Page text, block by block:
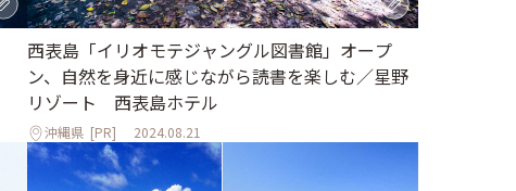
西表島「イリオモテジャングル図書館」オープ
ン、自然を身近に感じながら読書を楽しむ／星野
リゾート 西表島ホテル
沖縄県 [PR] 2024.08.21